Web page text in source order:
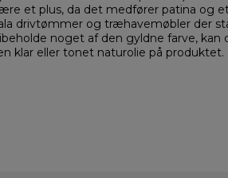
et plus, da det medfører patina og
drivtømmer og træhavemøbler der
noget af den gyldne farve, kan
klar eller tonet naturolie på produktet.